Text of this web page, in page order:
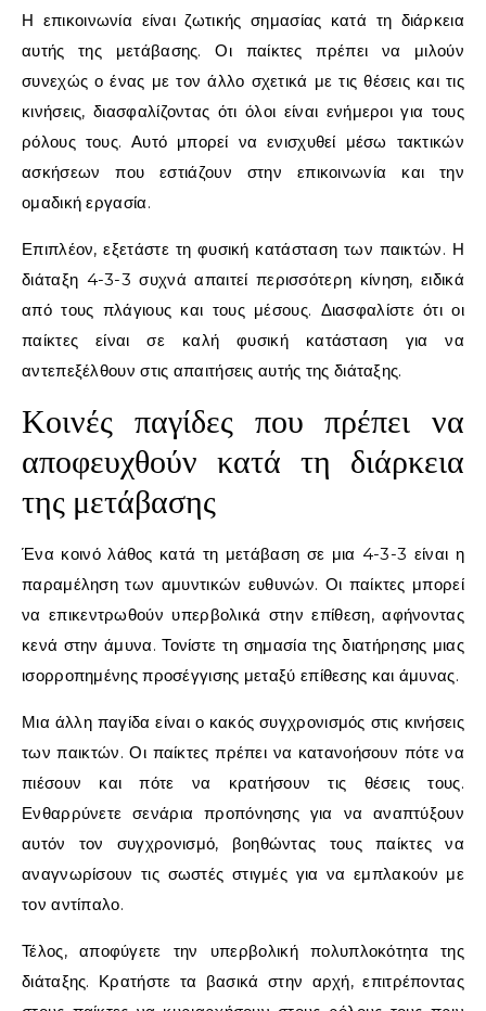
Η επικοινωνία είναι ζωτικής σημασίας κατά τη διάρκεια
αυτής της μετάβασης. Οι παίκτες πρέπει να μιλούν
συνεχώς ο ένας με τον άλλο σχετικά με τις θέσεις και τις
κινήσεις, διασφαλίζοντας ότι όλοι είναι ενήμεροι για τους
ρόλους τους. Αυτό μπορεί να ενισχυθεί μέσω τακτικών
ασκήσεων που εστιάζουν στην επικοινωνία και την
ομαδική εργασία.
Επιπλέον, εξετάστε τη φυσική κατάσταση των παικτών. Η
διάταξη 4-3-3 συχνά απαιτεί περισσότερη κίνηση, ειδικά
από τους πλάγιους και τους μέσους. Διασφαλίστε ότι οι
παίκτες είναι σε καλή φυσική κατάσταση για να
αντεπεξέλθουν στις απαιτήσεις αυτής της διάταξης.
Κοινές παγίδες που πρέπει να
αποφευχθούν κατά τη διάρκεια
της μετάβασης
Ένα κοινό λάθος κατά τη μετάβαση σε μια 4-3-3 είναι η
παραμέληση των αμυντικών ευθυνών. Οι παίκτες μπορεί
να επικεντρωθούν υπερβολικά στην επίθεση, αφήνοντας
κενά στην άμυνα. Τονίστε τη σημασία της διατήρησης μιας
ισορροπημένης προσέγγισης μεταξύ επίθεσης και άμυνας.
Μια άλλη παγίδα είναι ο κακός συγχρονισμός στις κινήσεις
των παικτών. Οι παίκτες πρέπει να κατανοήσουν πότε να
πιέσουν και πότε να κρατήσουν τις θέσεις τους.
Ενθαρρύνετε σενάρια προπόνησης για να αναπτύξουν
αυτόν τον συγχρονισμό, βοηθώντας τους παίκτες να
αναγνωρίσουν τις σωστές στιγμές για να εμπλακούν με
τον αντίπαλο.
Τέλος, αποφύγετε την υπερβολική πολυπλοκότητα της
διάταξης. Κρατήστε τα βασικά στην αρχή, επιτρέποντας